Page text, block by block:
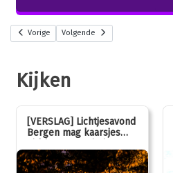
Vorige Volgende
Kijken
[VERSLAG] Lichtjesavond
Bergen mag kaarsjes
jubileum!